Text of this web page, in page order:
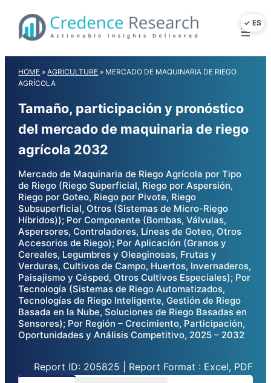
content
HOME »AGRICULTURE » MERCADO DE MAQUINARIA DE RIEGO
AGRÍCOLA
Tamaño, participación y pronóstico
del mercado de maquinaria de riego
agrícola 2032
Mercado de Maquinaria de Riego Agrícola por Tipo
de Riego (Riego Superficial, Riego por Aspersión,
Riego por Goteo, Riego por Pivote, Riego
Subsuperficial, Otros (Sistemas de Micro-Riego
Híbridos)); Por Componente (Bombas, Válvulas,
Aspersores, Controladores, Líneas de Goteo, Otros
Accesorios de Riego); Por Aplicación (Granos y
Cereales, Legumbres y Oleaginosas, Frutas y
Verduras, Cultivos de Campo, Huertos, Invernaderos,
Paisajismo y Césped, Otros Cultivos Especiales); Por
Tecnología (Sistemas de Riego Automatizados,
Tecnologías de Riego Inteligente, Gestión de Riego
Basada en la Nube, Soluciones de Riego Basadas en
Sensores); Por Región – Crecimiento, Participación,
Oportunidades y Análisis Competitivo, 2025 – 2032
Report ID: 205825 | Report Format : Excel, PDF